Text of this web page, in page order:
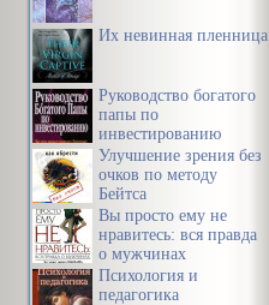
Их невинная пленница
Руководство богатого
папы по
инвестированию
Улучшение зрения без
очков по методу
Бейтса
Вы просто ему не
нравитесь: вся правда
о мужчинах
Психология и
педагогика